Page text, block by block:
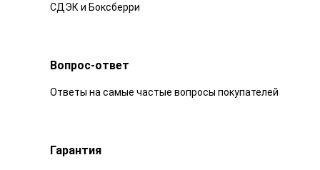
СДЭК и Боксберри
Вопрос-ответ
Ответы на самые частые вопросы покупателей
Гарантия